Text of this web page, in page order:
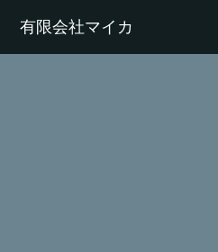
有限会社マイカ